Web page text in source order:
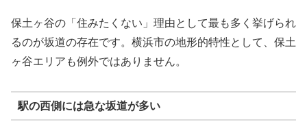
保土ヶ谷の「住みたくない」理由として最も多く挙げられ
るのが坂道の存在です。横浜市の地形的特性として、保土
ヶ谷エリアも例外ではありません。
駅の西側には急な坂道が多い